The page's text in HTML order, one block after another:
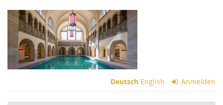
Zum
Haupt-
Inhalt
springen
Deutsch English Anmelden